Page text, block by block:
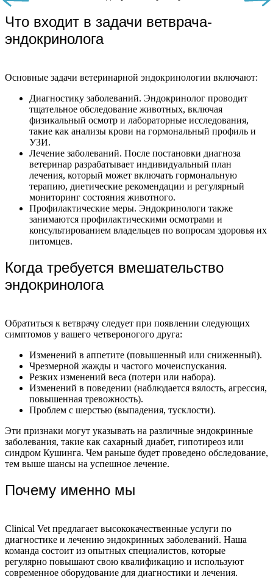
Что входит в задачи ветврача-
эндокринолога
Основные задачи ветеринарной эндокринологии включают:
Диагностику заболеваний. Эндокринолог проводит
тщательное обследование животных, включая
физикальный осмотр и лабораторные исследования,
такие как анализы крови на гормональный профиль и
УЗИ.
Лечение заболеваний. После постановки диагноза
ветеринар разрабатывает индивидуальный план
лечения, который может включать гормональную
терапию, диетические рекомендации и регулярный
мониторинг состояния животного.
Профилактические меры. Эндокринологи также
занимаются профилактическими осмотрами и
консультированием владельцев по вопросам здоровья их
питомцев.
Когда требуется вмешательство
эндокринолога
Обратиться к ветврачу следует при появлении следующих
симптомов у вашего четвероногого друга:
Изменений в аппетите (повышенный или сниженный).
Чрезмерной жажды и частого мочеиспускания.
Резких изменений веса (потери или набора).
Изменений в поведении (наблюдается вялость, агрессия,
повышенная тревожность).
Проблем с шерстью (выпадения, тусклости).
Эти признаки могут указывать на различные эндокринные
заболевания, такие как сахарный диабет, гипотиреоз или
синдром Кушинга. Чем раньше будет проведено обследование,
тем выше шансы на успешное лечение.
Почему именно мы
Clinical Vet предлагает высококачественные услуги по
диагностике и лечению эндокринных заболеваний. Наша
команда состоит из опытных специалистов, которые
регулярно повышают свою квалификацию и используют
современное оборудование для диагностики и лечения.